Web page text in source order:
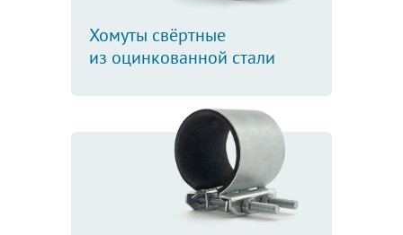
Хомуты свёртные
из оцинкованной стали